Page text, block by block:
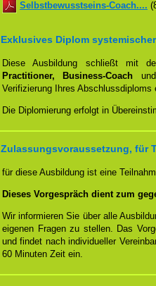
Selbstbewusstseins-Coach....
Exklusives Diplom
Diese Ausbildung schließt mit
Practitioner, Business-Coach
Verifizierung Ihres
Die Diplomierung erfolgt in
Zulassungsvoraussetzung, für
für diese Ausbildung ist eine
Dieses Vorgespräch dient zum
Wir informieren Sie über alle
eigenen Fragen zu stellen. Das
und findet nach individueller
60 Minuten Zeit ein.